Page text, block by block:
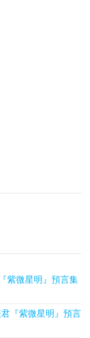
紫微星明』預言集
『紫微星明』預言